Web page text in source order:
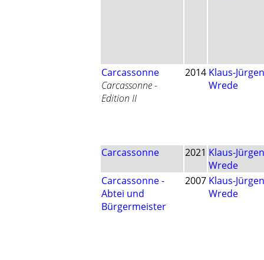
Carcassonne
Carcassonne -
Edition II
2014 Klaus-Jürgen
Wrede
Carcassonne 2021 Klaus-Jürgen
Wrede
Carcassonne -
Abtei und
Bürgermeister
2007 Klaus-Jürgen
Wrede